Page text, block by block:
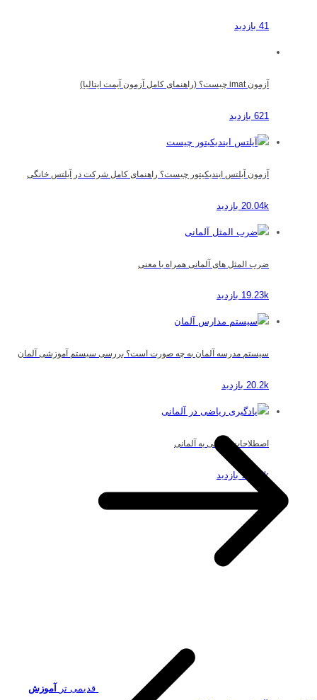
41 بازدید
آزمون imat چیست؟ (راهنمای کامل آزمون آیمت ایتالیا)
621 بازدید
آزمون آیلتس ایندیکیتور چیست؟ راهنمای کامل شرکت در آیلتس خانگی
20.04k بازدید
ضرب المثل های آلمانی همراه با معنی
19.23k بازدید
سیستم مدرسه آلمان به چه صورت است؟ بررسی سیستم آموزشی آلمان
20.2k بازدید
اصطلاحات ریاضی به آلمانی
19.49k بازدید
قدیمی تر
آموزش